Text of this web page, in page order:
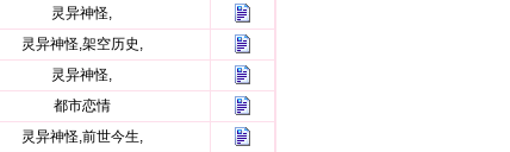
灵异神怪,
灵异神怪,架空历史,
灵异神怪,
都市恋情
灵异神怪,前世今生,